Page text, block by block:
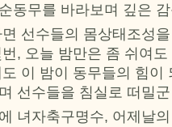
동무를 바라보며 깊은
선수들의 몸상태조성
, 오늘 밤만은 좀 쉬여
이 밤이 동무들의 힘이
선수들을 침실로 떠밀
녀자축구명수, 어제날